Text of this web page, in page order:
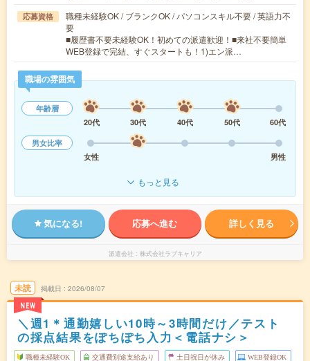
応募資格
職種未経験OK / ブランクOK / パソコンスキル不要 / 英語力不
要
■履歴書不要未経験OK！初めての派遣歓迎！■来社不要簡単
WEB登録で完結、すぐスタートも！1)エン派…
職場の雰囲気
年齢層
20代
30代 40代 50代
60代
男女比率
女性
男性
もっと見る
気になる! 応募へ進む 詳しく見る
派遣会社 株式会社ラブキャリア
未読
NEW
掲載日 2026/08/07
＼週1＊通勤嬉しい10時～3時間だけ／テスト
の採点結果をぽちぽち入力＜電話ナシ＞
職種未経験OK 交通費別途支給あり 土日祝日が休み WEB登録OK